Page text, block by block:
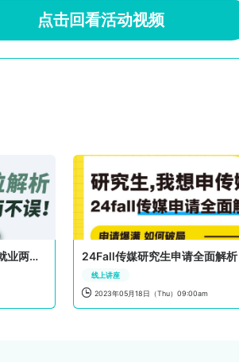
点击回看活动视频
生物方向全方位解析，申研&就业两不误！ 24Fall传媒研究生申请全面解析
线上讲座
 2023年05月18日（Thu）09:00am